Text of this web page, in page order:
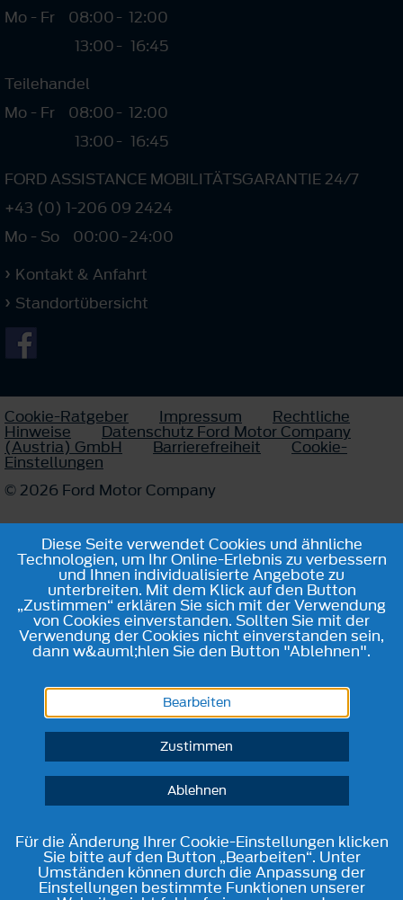
Mo - Fr
08:00
13:00
-
-
12:00
16:45
Teilehandel
Mo - Fr
08:00
13:00
-
-
12:00
16:45
FORD ASSISTANCE MOBILITÄTSGARANTIE 24/7
+43 (0) 1-206 09 2424
Mo - So
00:00-24:00
Kontakt & Anfahrt
Standortübersicht
Cookie-Ratgeber Impressum Rechtliche
Hinweise Datenschutz Ford Motor Company
(Austria) GmbH Barrierefreiheit Cookie-
Einstellungen
© 2026 Ford Motor Company
Diese Seite verwendet Cookies und ähnliche
Technologien, um Ihr Online-Erlebnis zu verbessern
und Ihnen individualisierte Angebote zu
unterbreiten. Mit dem Klick auf den Button
„Zustimmen“ erklären Sie sich mit der Verwendung
von Cookies einverstanden. Sollten Sie mit der
Verwendung der Cookies nicht einverstanden sein,
dann w&auml;hlen Sie den Button "Ablehnen".
Bearbeiten
Zustimmen
Ablehnen
Für die Änderung Ihrer Cookie-Einstellungen klicken
Sie bitte auf den Button „Bearbeiten“. Unter
Umständen können durch die Anpassung der
Einstellungen bestimmte Funktionen unserer